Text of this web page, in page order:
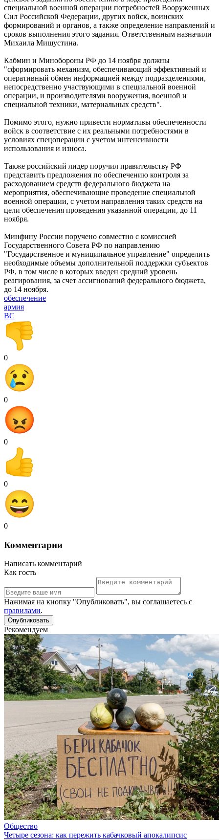
специальной военной операции потребностей Вооруженных
Сил Российской Федерации, других войск, воинских
формирований и органов, а также определение направлений и
сроков выполнения этого задания. Ответственным назначили
Михаила Мишустина.
Кабмин и Минобороны РФ до 14 ноября должны
"сформировать механизм, обеспечивающий эффективный и
оперативный обмен информацией между подразделениями,
непосредственно участвующими в специальной военной
операции, и производителями вооружения, военной и
специальной техники, материальных средств".
Помимо этого, нужно привести нормативы обеспеченности
войск в соответствие с их реальными потребностями в
условиях спецоперации с учетом интенсивности
использования и износа.
Также российский лидер поручил правительству РФ
представить предложения по обеспечению контроля за
расходованием средств федерального бюджета на
мероприятия, обеспечивающие проведение специальной
военной операции, с учетом направления таких средств на
цели обеспечения проведения указанной операции, до 11
ноября.
Минфину России поручено совместно с комиссией
Государственного Совета РФ по направлению
"Государственное и муниципальное управление" определить
необходимые объемы дополнительной поддержки субъектов
РФ, в том числе в которых введен средний уровень
реагирования, за счет ассигнований федерального бюджета,
до 14 ноября.
обеспечение
армия
ВС
0
0
0
0
0
Комментарии
Написать комментарий
Как гость
Нажимая на кнопку "Опубликовать", вы соглашаетесь с
правилами.
Рекомендуем
Общество
Четыре сезона: как пережить кабачковый апокалипсис